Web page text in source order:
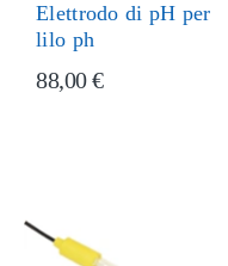
Elettrodo di pH per
lilo ph
88,00 €